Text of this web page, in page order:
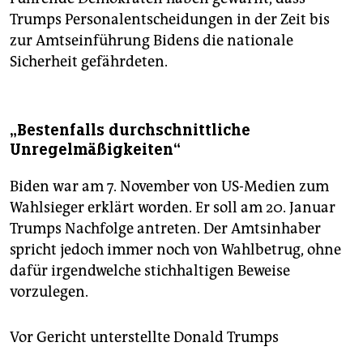
Trumps Personalentscheidungen in der Zeit bis
zur Amtseinführung Bidens die nationale
Sicherheit gefährdeten.
„Bestenfalls durchschnittliche
Unregelmäßigkeiten“
Biden war am 7. November von US-Medien zum
Wahlsieger erklärt worden. Er soll am 20. Januar
Trumps Nachfolge antreten. Der Amtsinhaber
spricht jedoch immer noch von Wahlbetrug, ohne
dafür irgendwelche stichhaltigen Beweise
vorzulegen.
Vor Gericht unterstellte Donald Trumps